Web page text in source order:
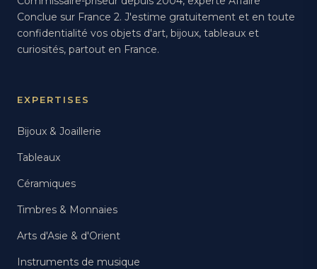
Conclue sur France 2. J'estime gratuitement et en toute
confidentialité vos objets d'art, bijoux, tableaux et
curiosités, partout en France.
EXPERTISES
Bijoux & Joaillerie
Tableaux
Céramiques
Timbres & Monnaies
Arts d'Asie & d'Orient
Instruments de musique